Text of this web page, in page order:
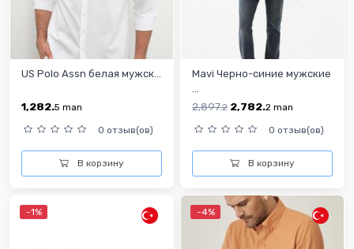
US Polo Assn белая мужск...
1,282.5 man
0 отзыв(ов)
В корзину
Mavi Черно-синие мужские
2,897.2 2,782.2 man
0 отзыв(ов)
В корзину
-1% -4%